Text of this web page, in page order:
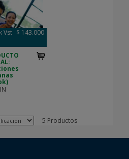
Vst $ 143.000
5 Productos